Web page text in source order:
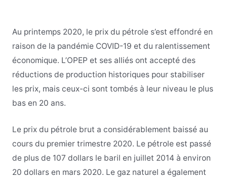
Au printemps 2020, le prix du pétrole s’est effondré en
raison de la pandémie COVID-19 et du ralentissement
économique. L’OPEP et ses alliés ont accepté des
réductions de production historiques pour stabiliser
les prix, mais ceux-ci sont tombés à leur niveau le plus
bas en 20 ans.
Le prix du pétrole brut a considérablement baissé au
cours du premier trimestre 2020. Le pétrole est passé
de plus de 107 dollars le baril en juillet 2014 à environ
20 dollars en mars 2020. Le gaz naturel a également